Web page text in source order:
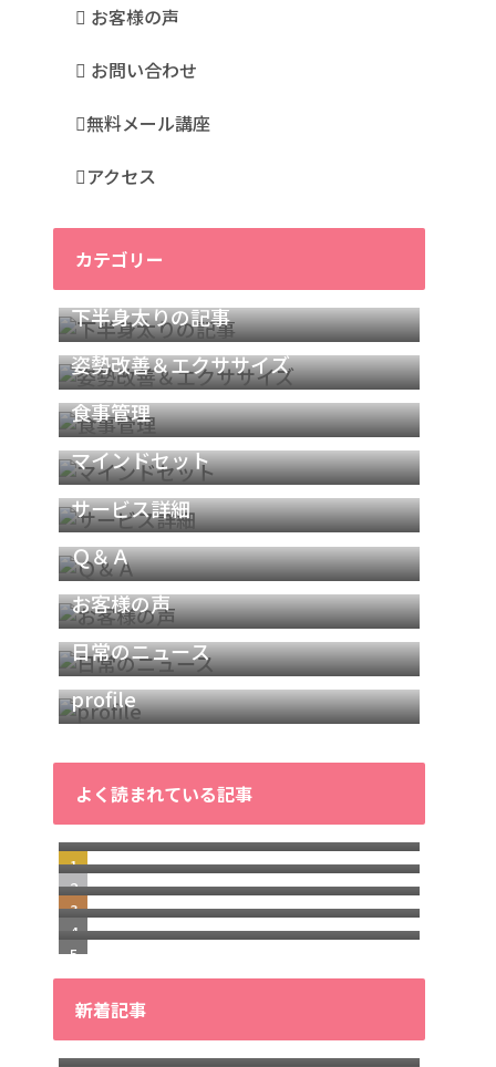
お客様の声
お問い合わせ
無料メール講座
アクセス
カテゴリー
下半身太りの記事
姿勢改善＆エクササイズ
食事管理
マインドセット
サービス詳細
Ｑ＆Ａ
お客様の声
日常のニュース
profile
よく読まれている記事
40代からの「疲れにくい体」をつく
る3つの習慣！7日間無料メール講座
【古庄光祐のプロフィール】鍼灸師/
パーソナルトレーナーとして働く理
由
【シール鍼】の効果とおすすめのシ
ール鍼を分かりやすく解説
【40代体型崩れ】更年期からのお
腹・下半身太りを防ぐ4つの原因と改
善法
巻き肩のセルフチェック方法と原因
｜自分で改善するための完全ガイド
新着記事
40代からの「疲れやすさ」の正体が
わかる！無料10日間メール講座
40代からの「疲れやすさ」オンライ
「腰痛と疲れてからの回復が早くな